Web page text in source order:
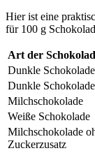
Hier ist eine
für 100 g
Art der
Dunkle
Dunkle
Milchschokolade
Weiße Schokolade
Milchschokolade
Zuckerzusatz